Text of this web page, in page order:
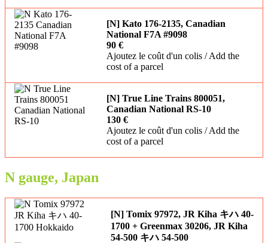
[N] Kato 176-2135, Canadian
National F7A #9098
90 €
Ajoutez le coût d'un colis / Add the
cost of a parcel
[N] True Line Trains 800051,
Canadian National RS-10
130 €
Ajoutez le coût d'un colis / Add the
cost of a parcel
N gauge, Japan
[N] Tomix 97972, JR Kiha キハ 40-
1700 + Greenmax 30206, JR Kiha
54-500 キハ 54-500